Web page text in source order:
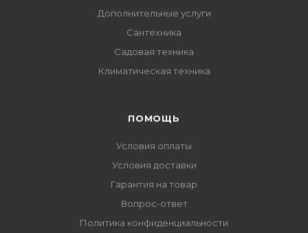
Дополнительные услуги
Сантехника
Садовая техника
Климатическая техника
ПОМОЩЬ
Условия оплаты
Условия доставки
Гарантия на товар
Вопрос-ответ
Политика конфиденциальности